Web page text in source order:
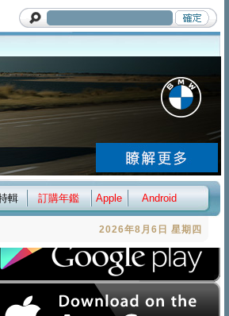
輯 訂購年鑑 Apple Android
2026年8月6日 星期四